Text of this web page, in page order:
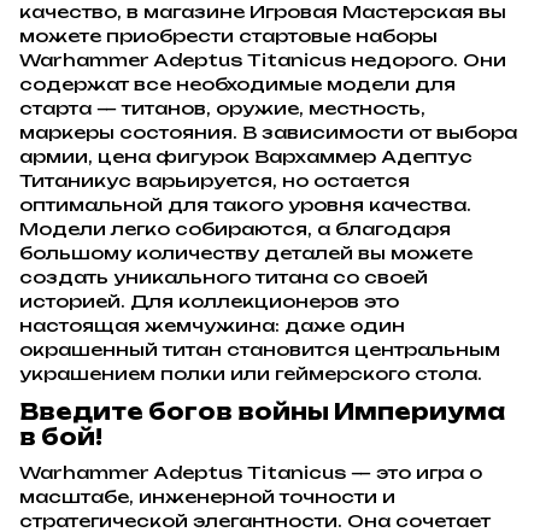
качество, в магазине Игровая Мастерская вы
можете приобрести стартовые наборы
Warhammer Adeptus Titanicus недорого. Они
содержат все необходимые модели для
старта — титанов, оружие, местность,
маркеры состояния. В зависимости от выбора
армии, цена фигурок Вархаммер Адептус
Титаникус варьируется, но остается
оптимальной для такого уровня качества.
Модели легко собираются, а благодаря
большому количеству деталей вы можете
создать уникального титана со своей
историей. Для коллекционеров это
настоящая жемчужина: даже один
окрашенный титан становится центральным
украшением полки или геймерского стола.
Введите богов войны Империума
в бой!
Warhammer Adeptus Titanicus — это игра о
масштабе, инженерной точности и
стратегической элегантности. Она сочетает